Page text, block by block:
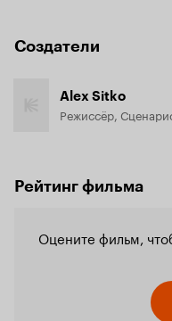
Создатели
Alex Sitko
Режиссёр,
Рейтинг фильма
Оцените фильм,